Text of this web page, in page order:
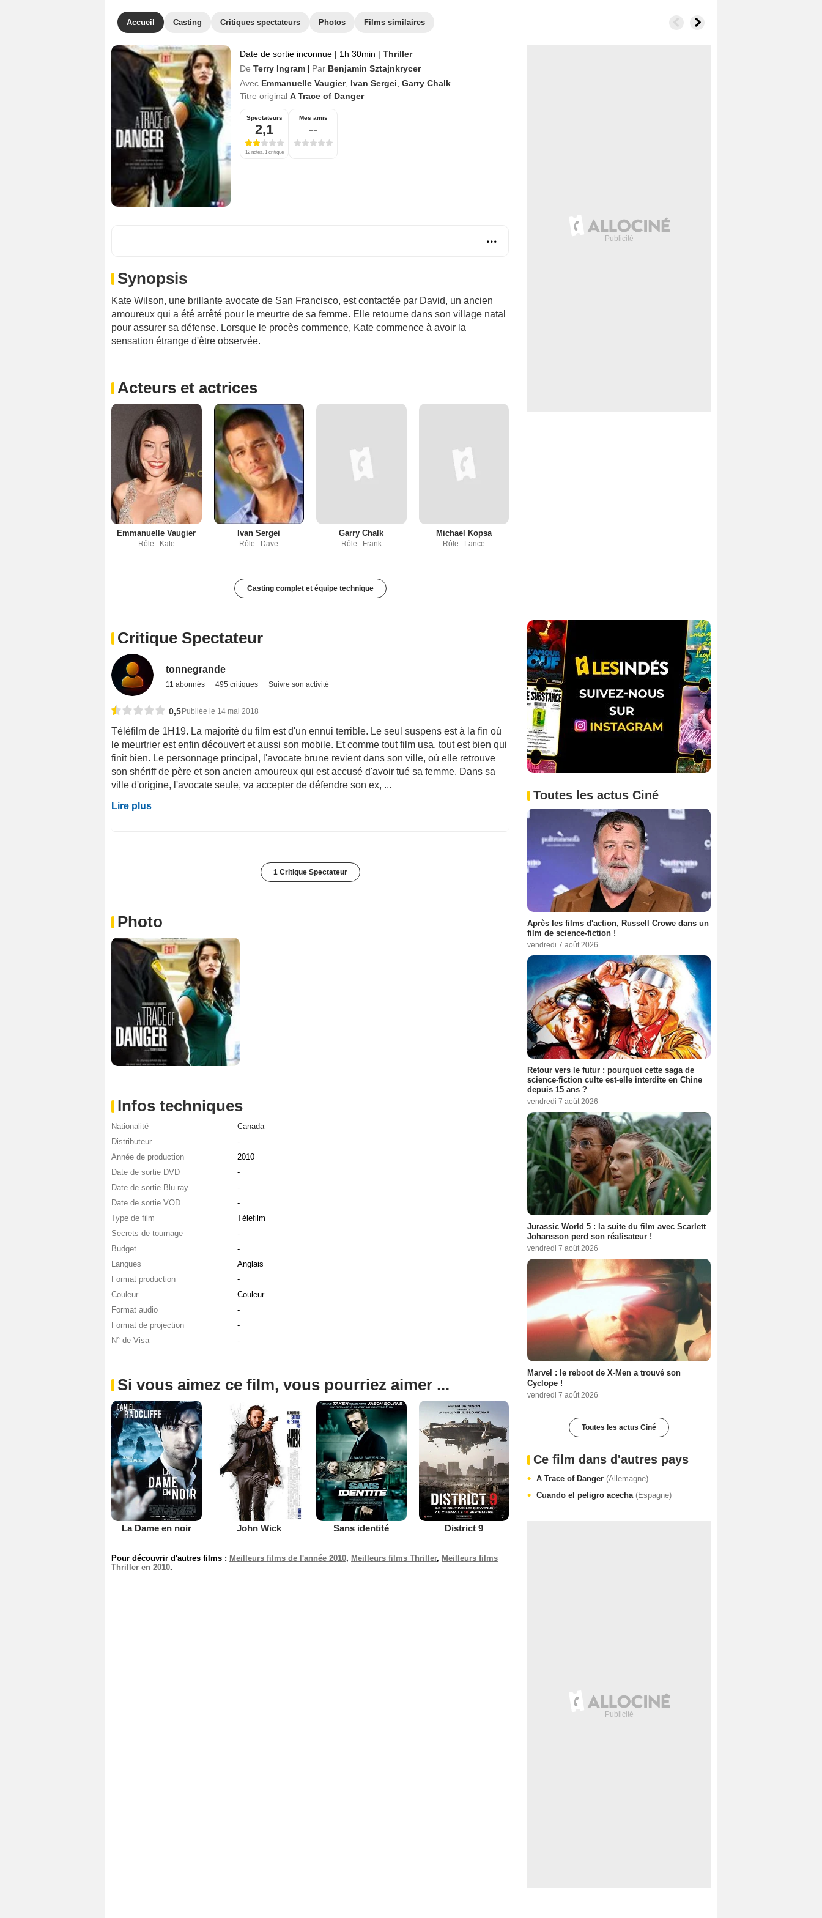
Accueil Casting Critiques spectateurs Photos Films similaires
Date de sortie inconnue | 1h 30min | Thriller
De Terry Ingram Par Benjamin Sztajnkrycer
Avec Emmanuelle Vaugier, Ivan Sergei Garry Chalk
Titre original A Trace of Danger
Spectateurs
2,1
12 notes, 1 critique
Mes amis
--
Synopsis
Kate Wilson, une brillante avocate de San Francisco, est contactée par David, un ancien
amoureux qui a été arrêté pour le meurtre de sa femme. Elle retourne dans son village natal
pour assurer sa défense. Lorsque le procès commence, Kate commence à avoir la
sensation étrange d'être observée.
Acteurs et actrices
Emmanuelle Vaugier
Rôle : Kate
Ivan Sergei
Rôle : Dave
Garry Chalk
Rôle : Frank
Michael Kopsa
Rôle : Lance
Casting complet et équipe technique
Critique Spectateur
tonnegrande
11 abonnés 495 critiques Suivre son activité
0,5 Publiée le 14 mai 2018
Téléfilm de 1H19. La majorité du film est d'un ennui terrible. Le seul suspens est à la fin où
le meurtrier est enfin découvert et aussi son mobile. Et comme tout film usa, tout est bien qui
finit bien. Le personnage principal, l'avocate brune revient dans son ville, où elle retrouve
son shériff de père et son ancien amoureux qui est accusé d'avoir tué sa femme. Dans sa
ville d'origine, l'avocate seule, va accepter de défendre son ex, ...
Lire plus
1 Critique Spectateur
Photo
Infos techniques
Nationalité
Canada
Distributeur
-
Année de production
2010
Date de sortie DVD
-
Date de sortie Blu-ray
-
Date de sortie VOD
-
Type de film
Télefilm
Secrets de tournage
-
Budget
-
Langues
Anglais
Format production
-
Couleur
Couleur
Format audio
-
Format de projection
-
N° de Visa
-
Si vous aimez ce film, vous pourriez aimer ...
La Dame en noir John Wick Sans identité District 9
Pour découvrir d'autres films : Meilleurs films de l'année 2010, Meilleurs films Thriller, Meilleurs films
Thriller en 2010.
Toutes les actus Ciné
Après les films d'action, Russell Crowe dans un
film de science-fiction !
vendredi 7 août 2026
Retour vers le futur : pourquoi cette saga de
science-fiction culte est-elle interdite en Chine
depuis 15 ans ?
vendredi 7 août 2026
Jurassic World 5 : la suite du film avec Scarlett
Johansson perd son réalisateur !
vendredi 7 août 2026
Marvel : le reboot de X-Men a trouvé son
Cyclope !
vendredi 7 août 2026
Toutes les actus Ciné
Ce film dans d'autres pays
A Trace of Danger (Allemagne)
Cuando el peligro acecha (Espagne)